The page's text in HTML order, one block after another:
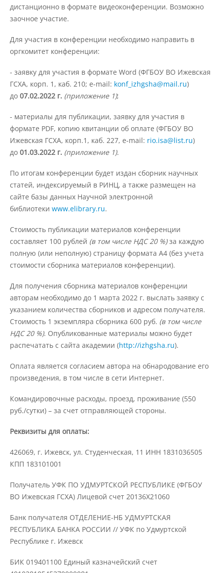
Абитуриенту
Об университете
Миссия, цель и ценности УдГАУ
Ректорат
Подразделения
Документы
Федеральные документы
Условия труда на рабочих местах
Закупки
Учебный процесс
Партнеры
Безопасность
Противодействие коррупции
Противодействие терроризму
дистанционно в формате видеоконференции. Возможно
заочное участие.
Для участия в конференции необходимо направить в
оргкомитет конференции:
- заявку для участия в формате Word (ФГБОУ ВО Ижевская
ГСХА, корп. 1, каб. 210; e-mail: konf_izhgsha@mail.ru)
до 07.02.2022 г. (приложение 1);
- материалы для публикации, заявку для участия в
формате PDF, копию квитанции об оплате (ФГБОУ ВО
Ижевская ГСХА, корп.1, каб. 227, e-mail: rio.isa@list.ru)
до 01.03.2022 г. (приложение 1).
По итогам конференции будет издан сборник научных
статей, индексируемый в РИНЦ, а также размещен на
сайте базы данных Научной электронной
библиотеки www.elibrary.ru.
Стоимость публикации материалов конференции
составляет 100 рублей (в том числе НДС 20 %)за каждую
полную (или неполную) страницу формата А4 (без учета
стоимости сборника материалов конференции).
Для получения сборника материалов конференции
авторам необходимо до 1 марта 2022 г. выслать заявку с
указанием количества сборников и адресом получателя.
Стоимость 1 экземпляра сборника 600 руб. (в том числе
НДС 20 %). Опубликованные материалы можно будет
распечатать с сайта академии (http://izhgsha.ru).
Оплата является согласием автора на обнародование его
произведения, в том числе в сети Интернет.
Командировочные расходы, проезд, проживание (550
руб./сутки) – за счет отправляющей стороны.
Реквизиты для оплаты:
426069, г. Ижевск, ул. Студенческая, 11 ИНН 1831036505
КПП 183101001
Получатель УФК ПО УДМУРТСКОЙ РЕСПУБЛИКЕ (ФГБОУ
ВО Ижевская ГСХА) Лицевой счет 20136X21060
Банк получателя ОТДЕЛЕНИЕ-НБ УДМУРТСКАЯ
РЕСПУБЛИКА БАНКА РОССИИ // УФК по Удмуртской
Республике г. Ижевск
БИК 019401100 Единый казначейский счет